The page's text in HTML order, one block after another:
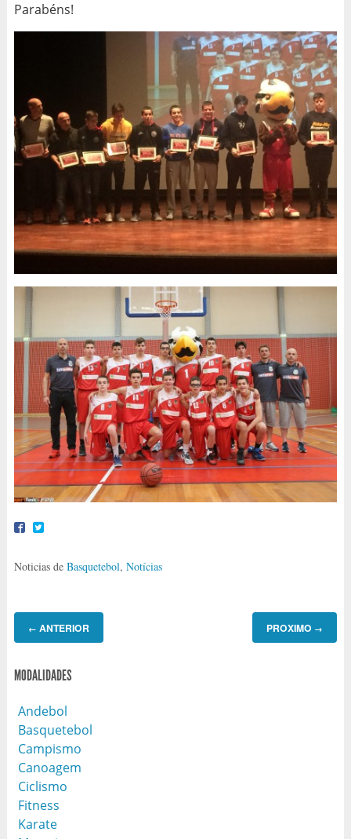
Parabéns!
Noticias de Basquetebol, Notícias
← ANTERIOR PROXIMO →
MODALIDADES
Andebol
Basquetebol
Campismo
Canoagem
Ciclismo
Fitness
Karate